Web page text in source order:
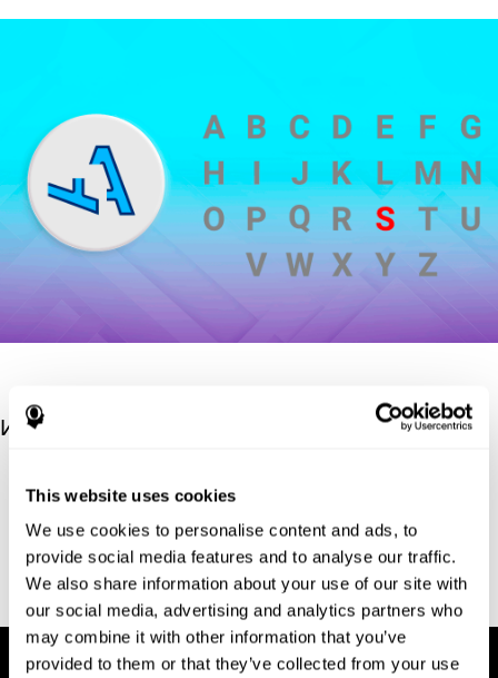
This website uses cookies
We use cookies to personalise content and ads, to
provide social media features and to analyse our traffic.
We also share information about your use of our site with
our social media, advertising and analytics partners who
may combine it with other information that you’ve
provided to them or that they’ve collected from your use
Источники
Los Angeles, CA: Western Psychological Services.
Merten, T. (2004). A Short Version of the Hooper Visual
Organization Test: Reliability and Validity. Applied
neuropsychology, 11(2), 99-102.
https://doi.org/10.1207/s15324826an1102_5